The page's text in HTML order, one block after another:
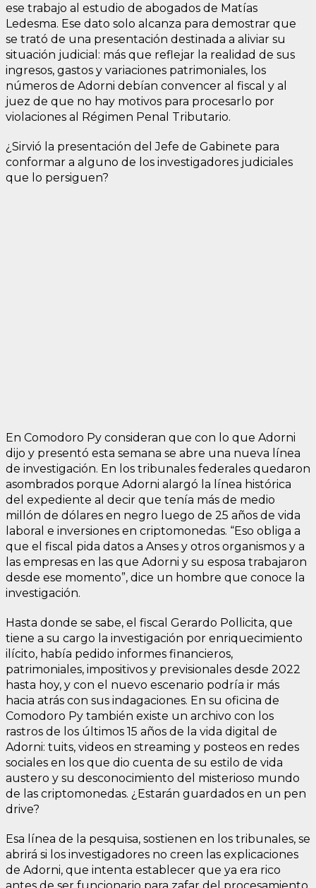
ese trabajo al estudio de abogados de Matías
Ledesma. Ese dato solo alcanza para demostrar que
se trató de una presentación destinada a aliviar su
situación judicial: más que reflejar la realidad de sus
ingresos, gastos y variaciones patrimoniales, los
números de Adorni debían convencer al fiscal y al
juez de que no hay motivos para procesarlo por
violaciones al Régimen Penal Tributario.
¿Sirvió la presentación del Jefe de Gabinete para
conformar a alguno de los investigadores judiciales
que lo persiguen?
En Comodoro Py consideran que con lo que Adorni
dijo y presentó esta semana se abre una nueva línea
de investigación. En los tribunales federales quedaron
asombrados porque Adorni alargó la línea histórica
del expediente al decir que tenía más de medio
millón de dólares en negro luego de 25 años de vida
laboral e inversiones en criptomonedas. “Eso obliga a
que el fiscal pida datos a Anses y otros organismos y a
las empresas en las que Adorni y su esposa trabajaron
desde ese momento”, dice un hombre que conoce la
investigación.
Hasta donde se sabe, el fiscal Gerardo Pollicita, que
tiene a su cargo la investigación por enriquecimiento
ilícito, había pedido informes financieros,
patrimoniales, impositivos y previsionales desde 2022
hasta hoy, y con el nuevo escenario podría ir más
hacia atrás con sus indagaciones. En su oficina de
Comodoro Py también existe un archivo con los
rastros de los últimos 15 años de la vida digital de
Adorni: tuits, videos en streaming y posteos en redes
sociales en los que dio cuenta de su estilo de vida
austero y su desconocimiento del misterioso mundo
de las criptomonedas. ¿Estarán guardados en un pen
drive?
Esa línea de la pesquisa, sostienen en los tribunales, se
abrirá si los investigadores no creen las explicaciones
de Adorni, que intenta establecer que ya era rico
antes de ser funcionario para zafar del procesamiento